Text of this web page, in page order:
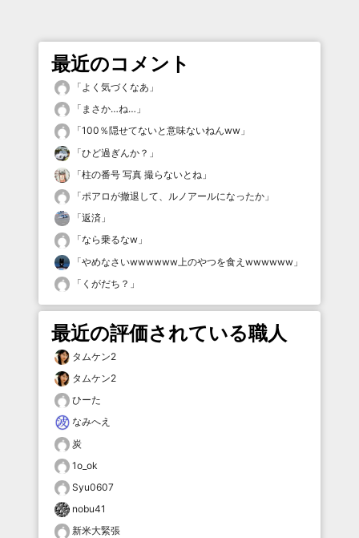
最近のコメント
「よく気づくなあ 」
「 まさか…ね… 」
「100％隠せてないと意味ないねんww 」
「ひど過ぎんか？ 」
「柱の番号 写真 撮らないとね 」
「ポアロが撤退して、ルノアールになったか 」
「返済 」
「なら乗るなw 」
「やめなさいwwwwww上のやつを食えwwwwww 」
「 くがだち？ 」
最近の評価されている職人
タムケン2
タムケン2
ひーた
なみへえ
炭
1o_ok
Syu0607
nobu41
新米大緊張